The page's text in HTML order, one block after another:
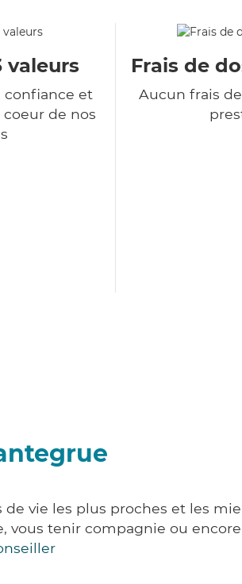
valeurs
confiance et
de nos
Frais de
Aucun frais
vie les plus proches et les
vous tenir compagnie ou